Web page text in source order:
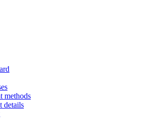
methods
details